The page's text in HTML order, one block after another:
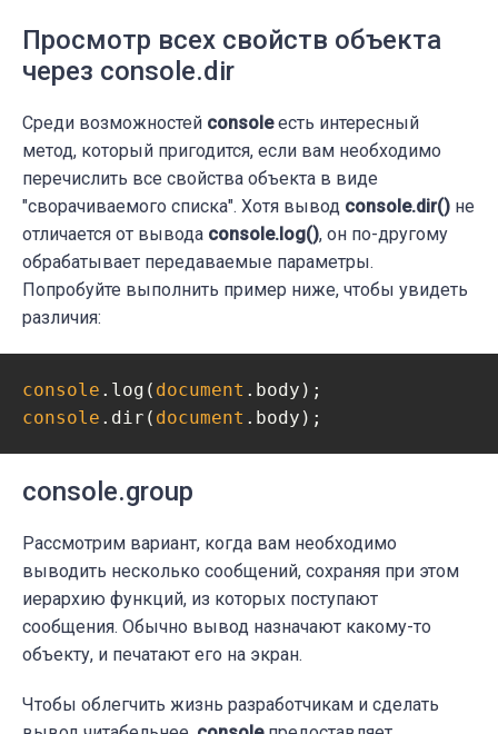
Просмотр всех свойств объекта
через console.dir
Среди возможностей consoleесть интересный
метод, который пригодится, если вам необходимо
перечислить все свойства объекта в виде
"сворачиваемого списка". Хотя вывод console.dir() не
отличается от вывода console.log(), он по-другому
обрабатывает передаваемые параметры.
Попробуйте выполнить пример ниже, чтобы увидеть
различия:
console .log( document
console .dir( document .body);
console.group
Рассмотрим вариант, когда вам необходимо
выводить несколько сообщений, сохраняя при этом
иерархию функций, из которых поступают
сообщения. Обычно вывод назначают какому-то
объекту, и печатают его на экран.
Чтобы облегчить жизнь разработчикам и сделать